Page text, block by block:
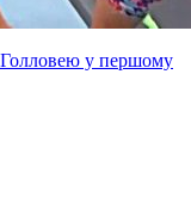
Голловею у першому